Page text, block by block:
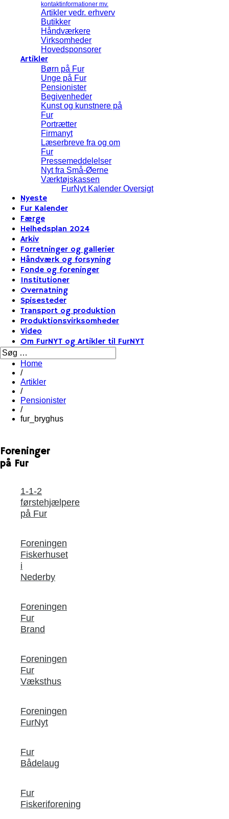
kontaktinformationer mv.
Artikler vedr. erhverv
Butikker
Håndværkere
Virksomheder
Hovedsponsorer
Artikler
Børn på Fur
Unge på Fur
Pensionister
Begivenheder
Kunst og kunstnere på
Fur
Portrætter
Firmanyt
Læserbreve fra og om
Fur
Pressemeddelelser
Nyt fra Små-Øerne
Værktøjskassen
FurNyt Kalender Oversigt
Nyeste
Fur Kalender
Færge
Helhedsplan 2024
Arkiv
Forretninger og gallerier
Håndværk og forsyning
Fonde og foreninger
Institutioner
Overnatning
Spisesteder
Transport og produktion
Produktionsvirksomheder
Video
Om FurNYT og Artikler til FurNYT
Home
/
Artikler
/
Pensionister
/
fur_bryghus
Foreninger
på Fur
1-1-2
førstehjælpere
på Fur
Foreningen
Fiskerhuset
i
Nederby
Foreningen
Fur
Brand
Foreningen
Fur
Væksthus
Foreningen
FurNyt
Fur
Bådelaug
Fur
Fiskeriforening